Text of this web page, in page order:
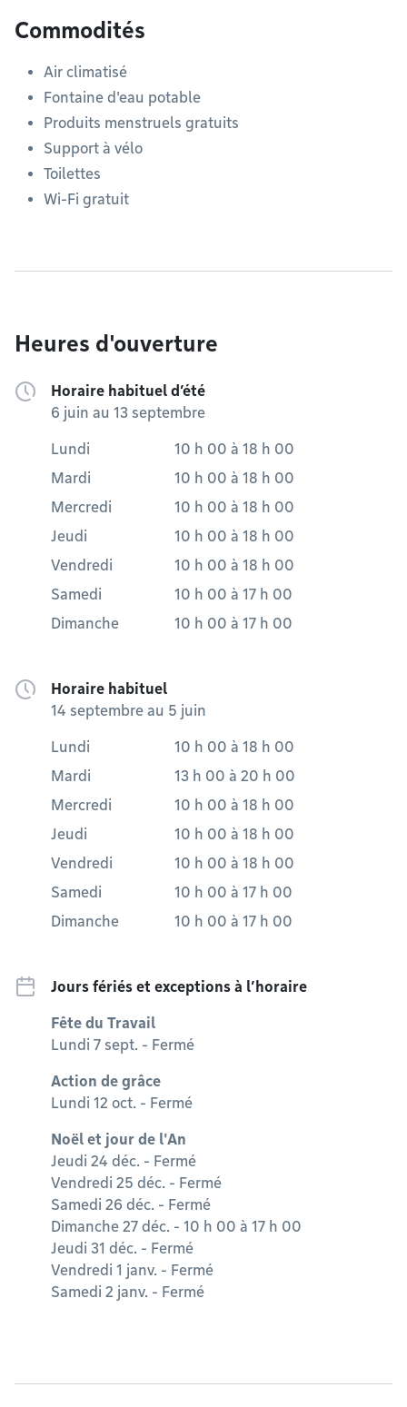
Commodités
Air climatisé
Fontaine d'eau potable
Produits menstruels gratuits
Support à vélo
Toilettes
Wi-Fi gratuit
Heures d'ouverture
Horaire habituel d’été
6 juin au 13 septembre
Lundi 10 h 00 à 18 h 00
Mardi
10 h 00 à 18 h 00
Mercredi
10 h 00 à 18 h 00
Jeudi
10 h 00 à 18 h 00
Vendredi
10 h 00 à 18 h 00
Samedi
10 h 00 à 17 h 00
Dimanche
10 h 00 à 17 h 00
Horaire habituel
14 septembre au 5 juin
Lundi 10 h 00 à 18 h 00
Mardi
13 h 00 à 20 h 00
Mercredi
10 h 00 à 18 h 00
Jeudi
10 h 00 à 18 h 00
Vendredi
10 h 00 à 18 h 00
Samedi
10 h 00 à 17 h 00
Dimanche
10 h 00 à 17 h 00
Jours fériés et exceptions à l’horaire
Fête du Travail
Lundi 7 sept. - Fermé
Action de grâce
Lundi 12 oct. - Fermé
Noël et jour de l'An
Jeudi 24 déc. - Fermé
Vendredi 25 déc. - Fermé
Samedi 26 déc. - Fermé
Dimanche 27 déc. - 10 h 00 à 17 h 00
Jeudi 31 déc. - Fermé
Vendredi 1 janv. - Fermé
Samedi 2 janv. - Fermé